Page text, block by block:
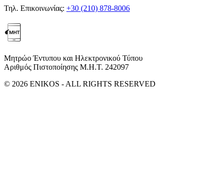
Τηλ. Επικοινωνίας: +30 (210) 878-8006
Μητρώο Έντυπου και Ηλεκτρονικού Τύπου
Αριθμός Πιστοποίησης Μ.Η.Τ. 242097
© 2026 ENIKOS - ALL RIGHTS RESERVED